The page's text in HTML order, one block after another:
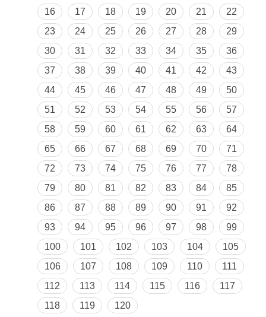
16
17 18 19 20 21
22
23
24 25 26 27 28
29
30
31 32 33 34 35
36
37
38 39 40 41 42
43
44
45 46 47 48 49
50
51
52 53 54 55 56
57
58
59 60 61 62 63
64
65
66 67 68 69 70
71
72
73 74 75 76 77
78
79
80 81 82 83 84
85
86
87 88 89 90 91
92
93
94 95 96 97 98
99
100
101 102 103 104
105
106
107 108 109 110
111
112
113 114 115 116
117
118
119 120